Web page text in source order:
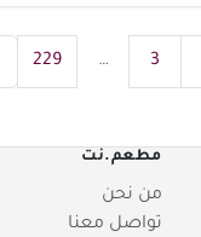
3
…
229
مطعم.نت
من نحن
تواصل معنا